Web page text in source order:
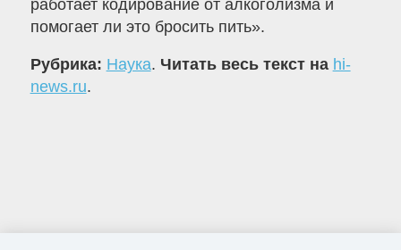
работает кодирование от алкоголизма и
помогает ли это бросить пить».
Рубрика: Наука. Читать весь текст на hi-
news.ru.